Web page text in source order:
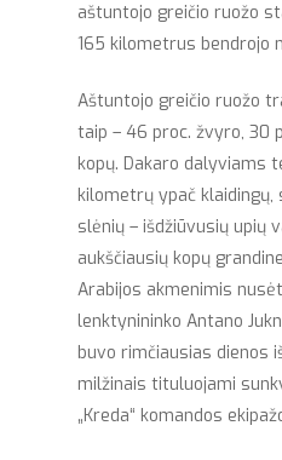
aštuntojo greičio ruožo
165 kilometrus bendrojo
Aštuntojo greičio ruožo
taip – 46 proc. žvyro, 30
kopų. Dakaro dalyviams
kilometrų ypač
slėnių – išdžiūvusių upių
aukščiausių kopų
Arabijos akmenimis
lenktynininko Antano
buvo rimčiausias dienos
milžinais tituluojami
„Kreda“ komandos